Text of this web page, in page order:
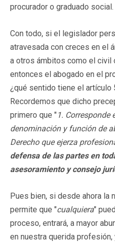
procurador o graduado social.
Con todo, si el legislador
atravesada con creces en el
a otros ámbitos como el civil
entonces el abogado en el
¿qué sentido tiene el artículo
Recordemos que dicho
primero que " 1. Corresponde
denominación y función de
Derecho que ejerza
defensa de las partes en
asesoramiento y consejo
Pues bien, si desde ahora la
permite que "cualquiera"
proceso, entrará, a mayor
en nuestra querida